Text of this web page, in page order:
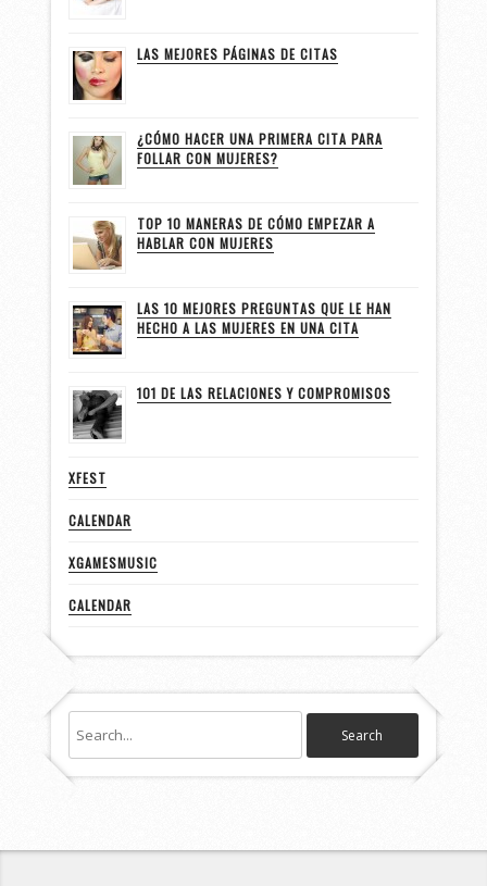
LAS MEJORES PÁGINAS DE CITAS
¿CÓMO HACER UNA PRIMERA CITA PARA
FOLLAR CON MUJERES?
TOP 10 MANERAS DE CÓMO EMPEZAR A
HABLAR CON MUJERES
LAS 10 MEJORES PREGUNTAS QUE LE HAN
HECHO A LAS MUJERES EN UNA CITA
101 DE LAS RELACIONES Y COMPROMISOS
XFEST
CALENDAR
XGAMESMUSIC
CALENDAR